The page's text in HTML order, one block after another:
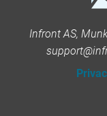
Infront AS,